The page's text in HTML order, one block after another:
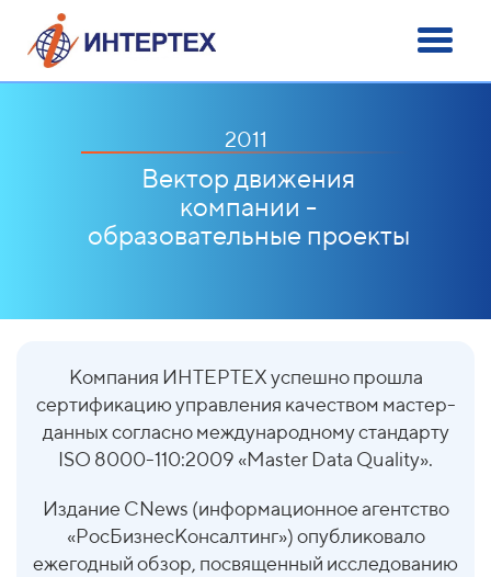
2011
Вектор движения
компании -
образовательные проекты
Компания ИНТЕРТЕХ успешно прошла
сертификацию управления качеством мастер-
данных согласно международному стандарту
ISO 8000-110:2009 «Master Data Quality».
Издание CNews (информационное агентство
«РосБизнесКонсалтинг») опубликовало
ежегодный обзор, посвященный исследованию